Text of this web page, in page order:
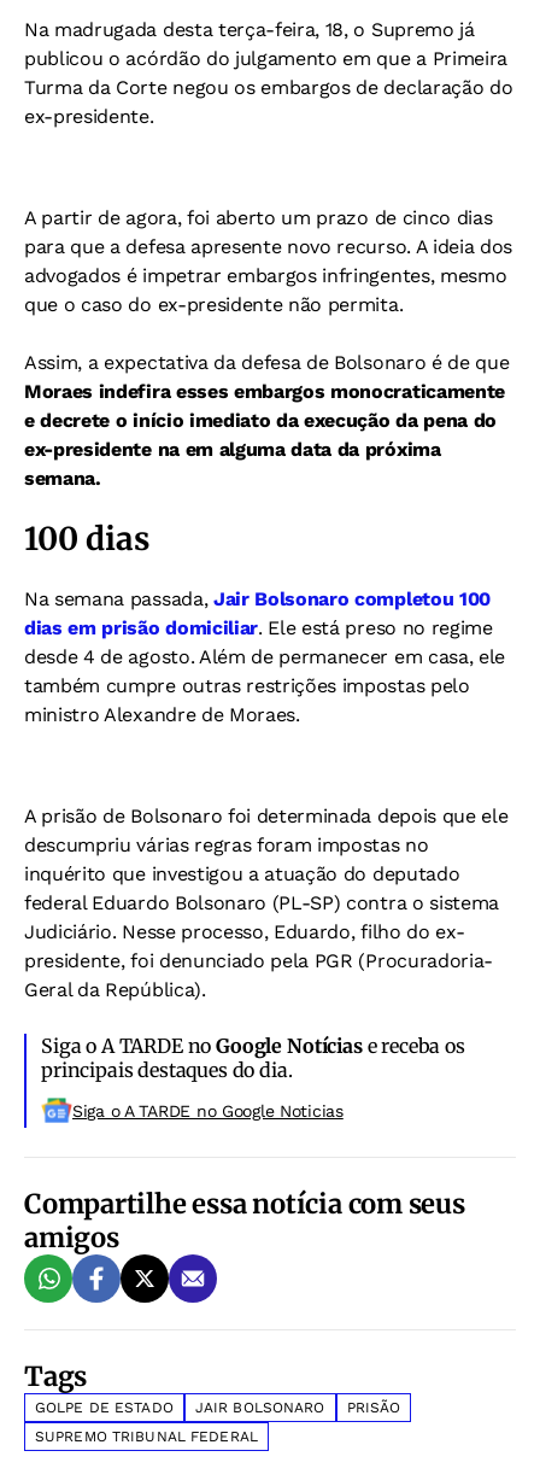
Na madrugada desta terça-feira, 18, o Supremo já
publicou o acórdão do julgamento em que a Primeira
Turma da Corte negou os embargos de declaração do
ex-presidente.
A partir de agora, foi aberto um prazo de cinco dias
para que a defesa apresente novo recurso. A ideia dos
advogados é impetrar embargos infringentes, mesmo
que o caso do ex-presidente não permita.
Assim, a expectativa da defesa de Bolsonaro é de que
Moraes indefira esses embargos monocraticamente
e decrete o início imediato da execução da pena do
ex-presidente na em alguma data da próxima
semana.
100 dias
Na semana passada, Jair Bolsonaro completou 100
dias em prisão domiciliar. Ele está preso no regime
desde 4 de agosto. Além de permanecer em casa, ele
também cumpre outras restrições impostas pelo
ministro Alexandre de Moraes.
A prisão de Bolsonaro foi determinada depois que ele
descumpriu várias regras foram impostas no
inquérito que investigou a atuação do deputado
federal Eduardo Bolsonaro (PL-SP) contra o sistema
Judiciário. Nesse processo, Eduardo, filho do ex-
presidente, foi denunciado pela PGR (Procuradoria-
Geral da República).
Siga o A TARDE noGoogle Notíciase receba os
principais destaques do dia.
Siga o A TARDE no Google Noticias
Compartilhe essa notícia com seus
amigos
Tags
GOLPE DE ESTADO JAIR BOLSONARO
PRISÃO
SUPREMO TRIBUNAL FEDERAL